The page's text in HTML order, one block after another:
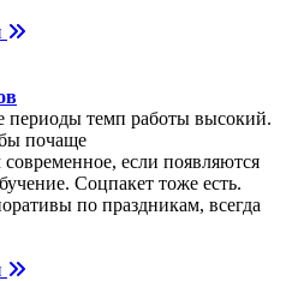
периоды темп работы высокий.
почаще
если появляются
Соцпакет тоже есть.
по праздникам, всегда